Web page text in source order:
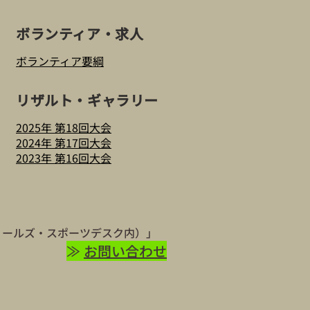
ボランティア・求人
ボランティア要綱
リザルト・ギャラリー
2025年 第18回大会
2024年 第17回大会
2023年 第16回大会
ルズ・スポーツデスク内）」
≫ お問い合わせ​